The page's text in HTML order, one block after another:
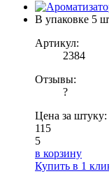
В упаковке 5
Артикул:
2384
Отзывы:
?
Цена за штуку:
115
5
в корзину
Купить в 1